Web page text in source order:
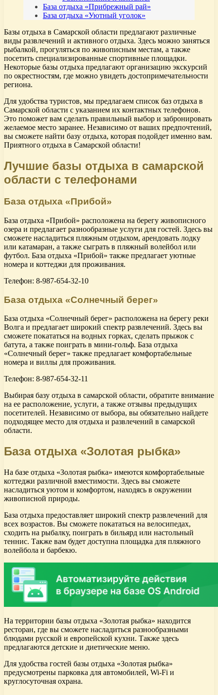
База отдыха «Прибрежный рай»
База отдыха «Уютный уголок»
Базы отдыха в Самарской области предлагают различные
виды развлечений и активного отдыха. Здесь можно заняться
рыбалкой, прогуляться по живописным местам, а также
посетить специализированные спортивные площадки.
Некоторые базы отдыха предлагают организацию экскурсий
по окрестностям, где можно увидеть достопримечательности
региона.
Для удобства туристов, мы предлагаем список баз отдыха в
Самарской области с указанием их контактных телефонов.
Это поможет вам сделать правильный выбор и забронировать
желаемое место заранее. Независимо от ваших предпочтений,
вы сможете найти базу отдыха, которая подойдет именно вам.
Приятного отдыха в Самарской области!
Лучшие базы отдыха в самарской
области с телефонами
База отдыха «Прибой»
База отдыха «Прибой» расположена на берегу живописного
озера и предлагает разнообразные услуги для гостей. Здесь вы
сможете насладиться пляжным отдыхом, арендовать лодку
или катамаран, а также сыграть в пляжный волейбол или
футбол. База отдыха «Прибой» также предлагает уютные
номера и коттеджи для проживания.
Телефон: 8-987-654-32-10
База отдыха «Солнечный берег»
База отдыха «Солнечный берег» расположена на берегу реки
Волга и предлагает широкий спектр развлечений. Здесь вы
сможете покататься на водных горках, сделать прыжок с
батута, а также поиграть в мини-гольф. База отдыха
«Солнечный берег» также предлагает комфортабельные
номера и виллы для проживания.
Телефон: 8-987-654-32-11
Выбирая базу отдыха в самарской области, обратите внимание
на ее расположение, услуги, а также отзывы предыдущих
посетителей. Независимо от выбора, вы обязательно найдете
подходящее место для отдыха и развлечений в самарской
области.
База отдыха «Золотая рыбка»
На базе отдыха «Золотая рыбка» имеются комфортабельные
коттеджи различной вместимости. Здесь вы сможете
насладиться уютом и комфортом, находясь в окружении
живописной природы.
База отдыха предоставляет широкий спектр развлечений для
всех возрастов. Вы сможете покататься на велосипедах,
сходить на рыбалку, поиграть в бильярд или настольный
теннис. Также вам будет доступна площадка для пляжного
волейбола и барбекю.
На территории базы отдыха «Золотая рыбка» находится
ресторан, где вы сможете насладиться разнообразными
блюдами русской и европейской кухни. Также здесь
предлагаются детские и диетические меню.
Для удобства гостей базы отдыха «Золотая рыбка»
предусмотрены парковка для автомобилей, Wi-Fi и
круглосуточная охрана.